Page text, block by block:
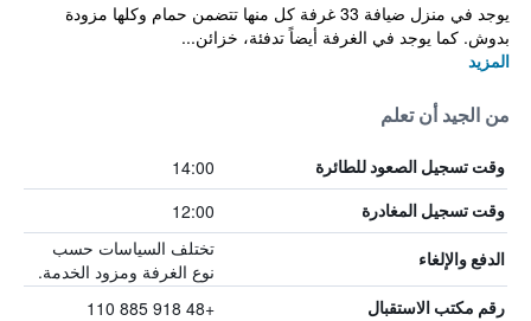
يوجد في منزل ضيافة 33 غرفة كل منها تتضمن حمام وكلها مزودة
بدوش. كما يوجد في الغرفة أيضاً تدفئة، خزائن...
المزيد
من الجيد أن تعلم
وقت تسجيل الصعود للطائرة 14:00
وقت تسجيل المغادرة 12:00
الدفع والإلغاء
تختلف السياسات حسب
نوع الغرفة ومزود الخدمة.
رقم مكتب الاستقبال +48 918 885 110